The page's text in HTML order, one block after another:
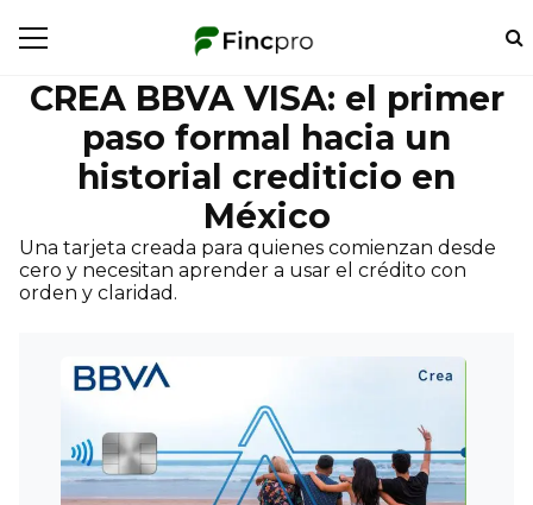
CREA BBVA VISA: el primer
paso formal hacia un
historial crediticio en
México
Una tarjeta creada para quienes comienzan desde
cero y necesitan aprender a usar el crédito con
orden y claridad.